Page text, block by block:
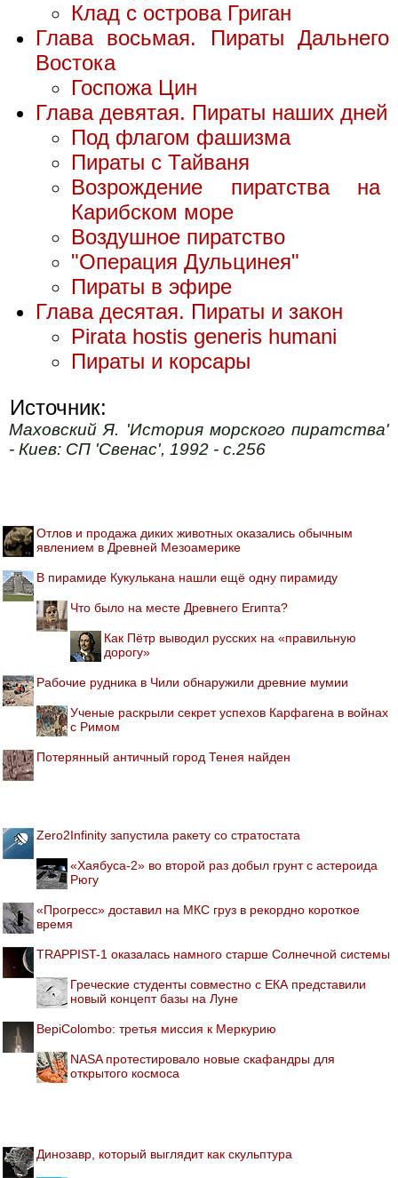
Клад с острова Григан
Глава восьмая. Пираты Дальнего
Востока
Госпожа Цин
Глава девятая. Пираты наших дней
Под флагом фашизма
Пираты с Тайваня
Возрождение пиратства на
Карибском море
Воздушное пиратство
"Операция Дульцинея"
Пираты в эфире
Глава десятая. Пираты и закон
Pirata hostis generis humani
Пираты и корсары
Источник:
Маховский Я. 'История морского пиратства'
- Киев: СП 'Свенас', 1992 - с.256
Отлов и продажа диких животных оказались обычным
явлением в Древней Мезоамерике
В пирамиде Кукулькана нашли ещё одну пирамиду
Что было на месте Древнего Египта?
Как Пётр выводил русских на «правильную
дорогу»
Рабочие рудника в Чили обнаружили древние мумии
Ученые раскрыли секрет успехов Карфагена в войнах
с Римом
Потерянный античный город Тенея найден
Zero2Infinity запустила ракету со стратостата
«Хаябуса-2» во второй раз добыл грунт с астероида
Рюгу
«Прогресс» доставил на МКС груз в рекордно короткое
время
TRAPPIST-1 оказалась намного старше Солнечной системы
Греческие студенты совместно с ЕКА представили
новый концепт базы на Луне
BepiColombo: третья миссия к Меркурию
NASA протестировало новые скафандры для
открытого космоса
Динозавр, который выглядит как скульптура